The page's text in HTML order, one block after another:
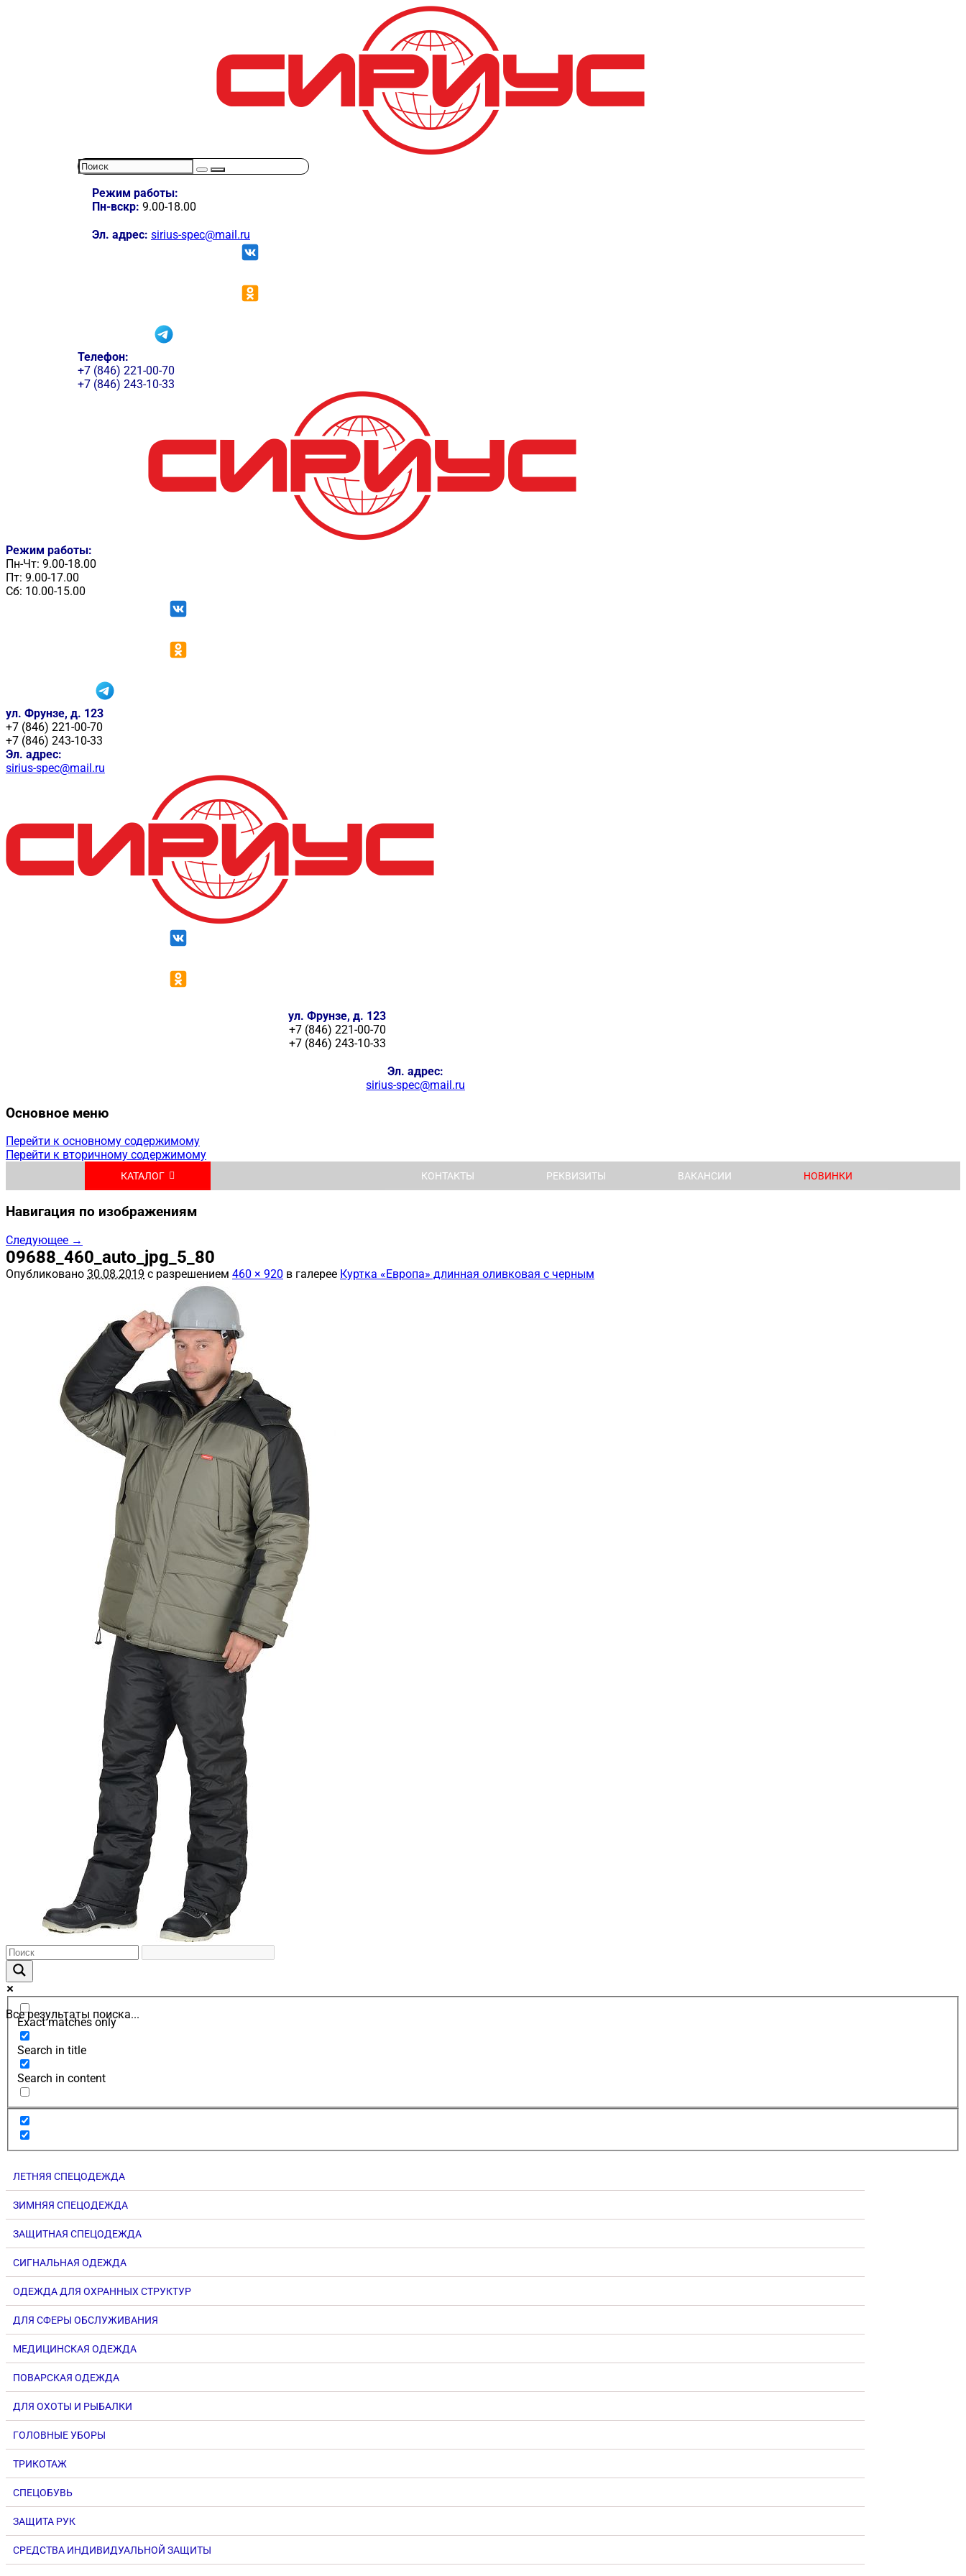
Режим работы:
Пн-вскр: 9.00-18.00
Эл. адрес: sirius-spec@mail.ru
Телефон:
+7 (846) 221-00-70
+7 (846) 243-10-33
Режим работы:
Пн-Чт: 9.00-18.00
Пт: 9.00-17.00
Сб: 10.00-15.00
ул. Фрунзе, д. 123
+7 (846) 221-00-70
+7 (846) 243-10-33
Эл. адрес:
sirius-spec@mail.ru
ул. Фрунзе, д. 123
+7 (846) 221-00-70
+7 (846) 243-10-33
Эл. адрес:
sirius-spec@mail.ru
Основное меню
Перейти к основному содержимому
Перейти к вторичному содержимому
КАТАЛОГ КОНТАКТЫ РЕКВИЗИТЫ ВАКАНСИИ НОВИНКИ
Навигация по изображениям
Следующее →
09688_460_auto_jpg_5_80
Опубликовано 30.08.2019 с разрешением 460 × 920 в галерее Куртка «Европа» длинная оливковая с черным
Все результаты поиска...
Exact matches only
Search in title
Search in content
ЛЕТНЯЯ СПЕЦОДЕЖДА
ЗИМНЯЯ СПЕЦОДЕЖДА
ЗАЩИТНАЯ СПЕЦОДЕЖДА
СИГНАЛЬНАЯ ОДЕЖДА
ОДЕЖДА ДЛЯ ОХРАННЫХ СТРУКТУР
ДЛЯ СФЕРЫ ОБСЛУЖИВАНИЯ
МЕДИЦИНСКАЯ ОДЕЖДА
ПОВАРСКАЯ ОДЕЖДА
ДЛЯ ОХОТЫ И РЫБАЛКИ
ГОЛОВНЫЕ УБОРЫ
ТРИКОТАЖ
СПЕЦОБУВЬ
ЗАЩИТА РУК
СРЕДСТВА ИНДИВИДУАЛЬНОЙ ЗАЩИТЫ